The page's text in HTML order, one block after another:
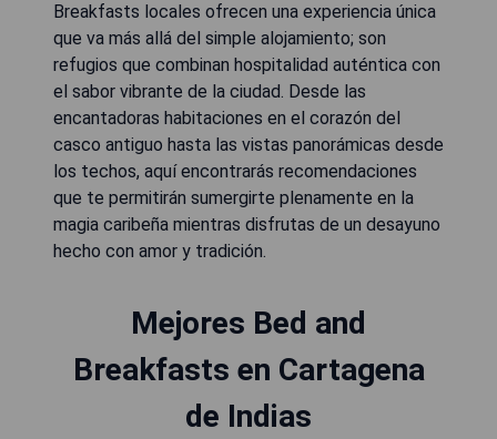
Breakfasts locales ofrecen una experiencia única
que va más allá del simple alojamiento; son
refugios que combinan hospitalidad auténtica con
el sabor vibrante de la ciudad. Desde las
encantadoras habitaciones en el corazón del
casco antiguo hasta las vistas panorámicas desde
los techos, aquí encontrarás recomendaciones
que te permitirán sumergirte plenamente en la
magia caribeña mientras disfrutas de un desayuno
hecho con amor y tradición.
Mejores Bed and
Breakfasts en Cartagena
de Indias